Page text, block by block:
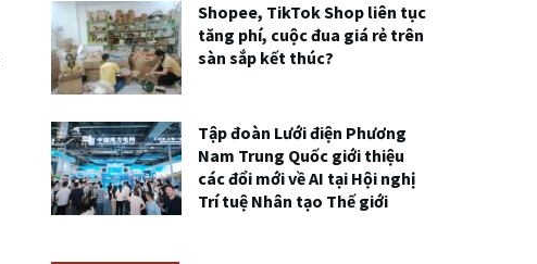
Shopee, TikTok Shop liên tục
tăng phí, cuộc đua giá rẻ trên
sàn sắp kết thúc?
Tập đoàn Lưới điện Phương
Nam Trung Quốc giới thiệu
các đổi mới về AI tại Hội nghị
Trí tuệ Nhân tạo Thế giới